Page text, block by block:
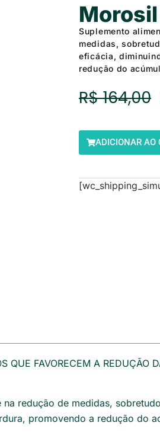
Suplemento
medidas,
eficácia,
redução do
R$164,00
ADICIONAR AO
FAVORECEM A REDUÇÃO
redução de medidas,
promovendo a redução do